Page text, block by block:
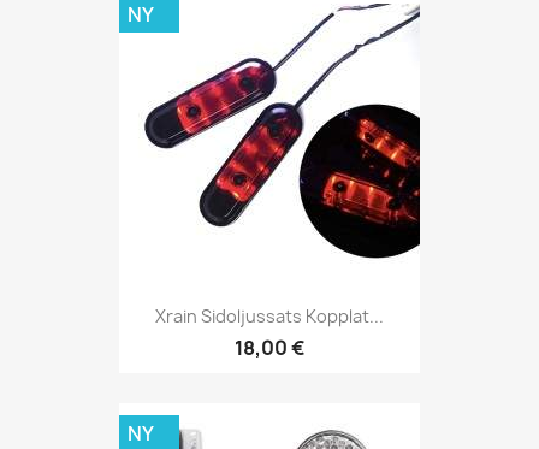
Xrain Sidoljussats Kopplat...
18,00 €
NY
NY